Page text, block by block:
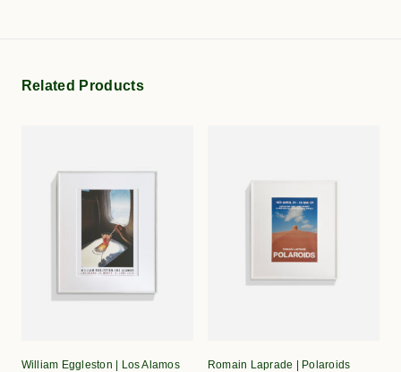
Related Products
William Eggleston | Los Alamos Romain Laprade | Polaroids